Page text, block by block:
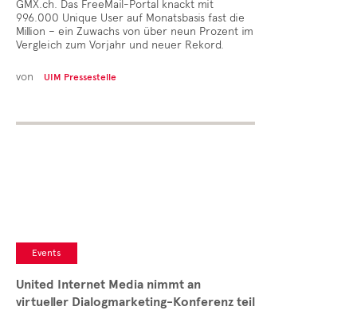
GMX.ch. Das FreeMail-Portal knackt mit
996.000 Unique User auf Monatsbasis fast die
Million – ein Zuwachs von über neun Prozent im
Vergleich zum Vorjahr und neuer Rekord.
von UIM Pressestelle
Events
United Internet Media nimmt an
virtueller Dialogmarketing-Konferenz teil